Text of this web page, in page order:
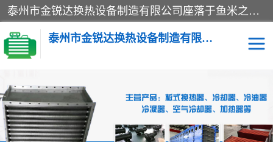
泰州市金锐达换热设备制造有限公司座落于鱼米之乡、祥泰之州一江苏泰州。是一家多年从事换热设备研究、设计、制造、销售、服务于一体的生产企业。
泰州市金锐达换热设备制造有限公司
冷却器 换热器
散热器 预热器